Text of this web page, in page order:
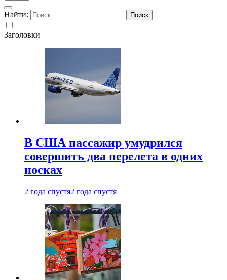
Найти:
Заголовки
В США пассажир умудрился
совершить два перелета в одних
носках
2 года спустя2 года спустя